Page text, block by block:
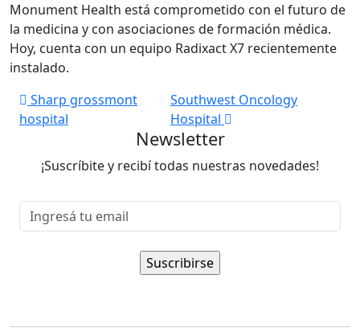
Monument Health está comprometido con el futuro de
la medicina y con asociaciones de formación médica.
Hoy, cuenta con un equipo Radixact X7 recientemente
instalado.
Navegación
de
Sharp grossmont
hospital
Southwest Oncology
Hospital
Newsletter
¡Suscríbite y recibí todas nuestras novedades!